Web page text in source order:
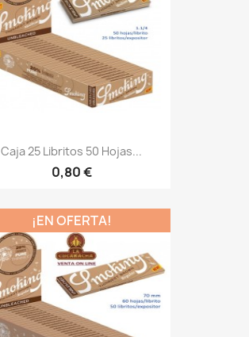
Caja 25 Libritos 50 Hojas...
0,80 €
¡EN OFERTA!